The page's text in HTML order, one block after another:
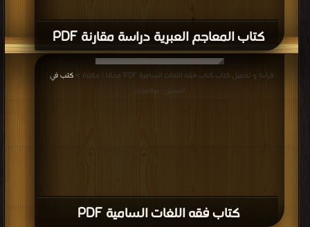
كتاب المعاجم العبرية دراسة مقارنة PDF
كتاب فقه اللغات السامية PDF
قراءة و تحميل كتاب كتاب فقه اللغات السامية PDF مجانا | مكتبة > كتب في
التحميل : مرة/مرات